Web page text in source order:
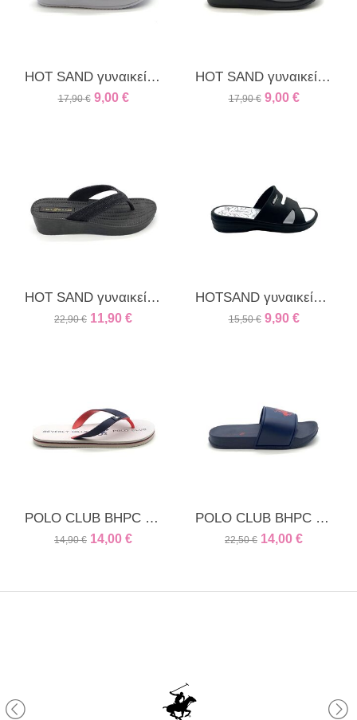
HOT SAND γυναικείο δίχαλο γκλιτερ λευκό
17,90 € 9,00 €
HOT SAND γυναικείο δίχαλο γκλιτερ μαύρο
17,90 € 9,00 €
HOT SAND γυναικείο δίχαλο μαύρο
22,90 € 11,90 €
HOTSAND γυναικείο πέδιλο μαύρο
15,50 € 9,90 €
POLO CLUB BHPC unisex παντόφλα λευκή
14,90 € 14,00 €
POLO CLUB BHPC unisex παντόφλα μπλε
22,50 € 14,00 €